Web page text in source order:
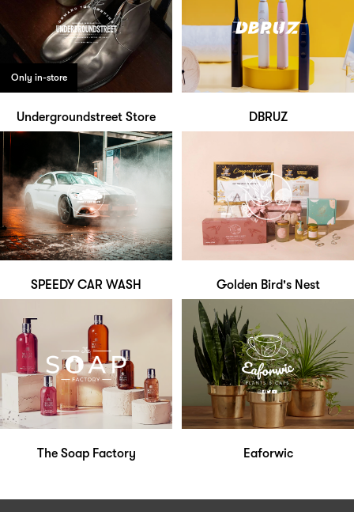
Only in-store
Undergroundstreet Store DBRUZ
SPEEDY CAR WASH Golden Bird's Nest
The Soap Factory Eaforwic